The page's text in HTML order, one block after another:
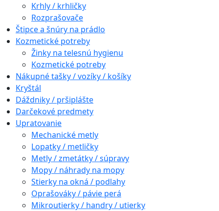
Krhly / krhličky
Rozprašovače
Štipce a šnúry na prádlo
Kozmetické potreby
Žinky na telesnú hygienu
Kozmetické potreby
Nákupné tašky / vozíky / košíky
Kryštál
Dáždniky / pršiplášte
Darčekové predmety
Upratovanie
Mechanické metly
Lopatky / metličky
Metly / zmetátky / súpravy
Mopy / náhrady na mopy
Stierky na okná / podlahy
Oprašováky / pávie perá
Mikroutierky / handry / utierky